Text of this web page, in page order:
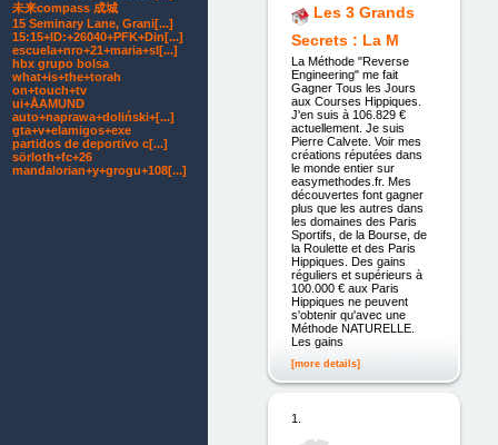
Les 3 Grands
Secrets : La M
La Méthode "Reverse
Engineering" me fait
Gagner Tous les Jours
aux Courses Hippiques.
J'en suis à 106.829 €
actuellement. Je suis
Pierre Calvete. Voir mes
créations réputées dans
le monde entier sur
easymethodes.fr. Mes
découvertes font gagner
plus que les autres dans
les domaines des Paris
Sportifs, de la Bourse, de
la Roulette et des Paris
Hippiques. Des gains
réguliers et supérieurs à
100.000 € aux Paris
Hippiques ne peuvent
s'obtenir qu'avec une
Méthode NATURELLE.
Les gains
[more details]
1.
未来compass 成城
15 Seminary Lane, Grani[...]
15:15+ID:+26040+PFK+Din[...]
escuela+nro+21+maria+sl[...]
hbx grupo bolsa
what+is+the+torah
on+touch+tv
ui+ÅAMUND
auto+naprawa+doliński+[...]
gta+v+elamigos+exe
partidos de deportivo c[...]
sörloth+fc+26
mandalorian+y+grogu+108[...]